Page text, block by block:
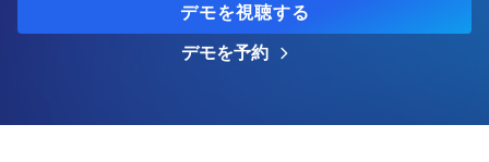
デモを視聴する
デモを予約